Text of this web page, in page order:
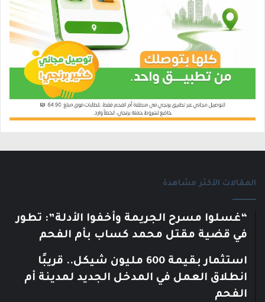
المقالات الأكثر مشاهدة
“غسلوا مسرح الجريمة وأخفوا الأدلة”: تطور
في قضية مقتل محمد كساب بأم الفحم
استثمار بقيمة 600 مليون شيكل.. قريبًا
انطلاق العمل في المدخل الجديد لمدينة أم
الفحم